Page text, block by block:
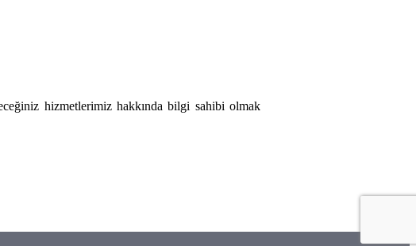
hizmetlerimiz hakkında bilgi sahibi olmak